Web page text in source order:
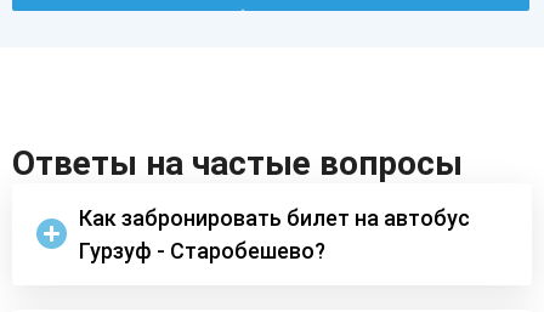
Ответы на частые вопросы
Как забронировать билет на автобус
Гурзуф - Старобешево?